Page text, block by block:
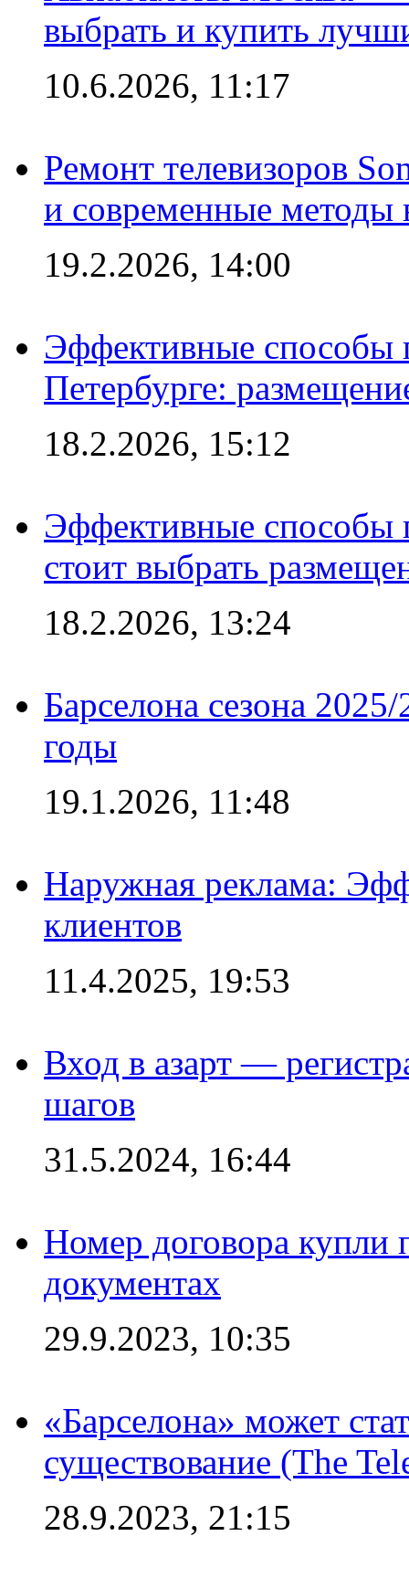
выбрать и купить
10.6.2026, 11:17
Ремонт телевизоров
и современные методы
19.2.2026, 14:00
Эффективные способы
Петербурге:
18.2.2026, 15:12
Эффективные способы
стоит выбрать
18.2.2026, 13:24
Барселона сезона
годы
19.1.2026, 11:48
Наружная реклама:
клиентов
11.4.2025, 19:53
Вход в азарт —
шагов
31.5.2024, 16:44
Номер договора купли
документах
29.9.2023, 10:35
«Барселона» может
существование (The
28.9.2023, 21:15